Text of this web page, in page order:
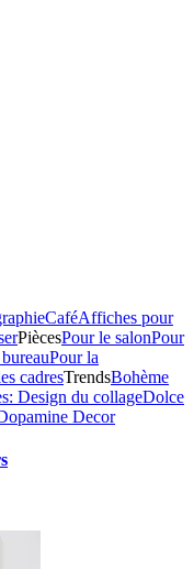
CaféAffiches pour
PiècesPour le salonPour
Pour la
cadresTrendsBohème
Design du collageDolce
Decor